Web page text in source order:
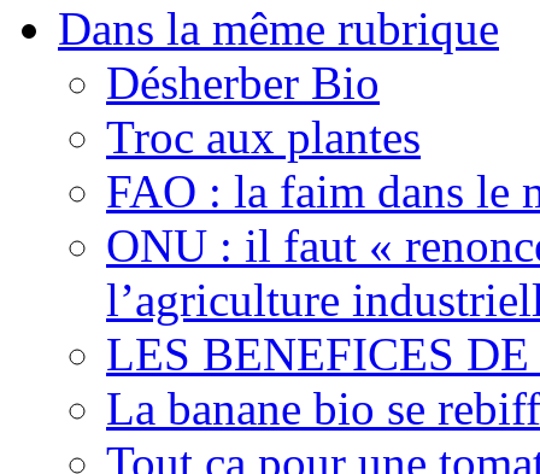
Dans la même rubrique
Désherber Bio
Troc aux plantes
FAO : la faim dans le
ONU : il faut «
l’agriculture
LES BENEFICES DE
La banane bio se
Tout ça pour une